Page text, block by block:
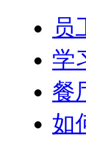
员
学
餐
如